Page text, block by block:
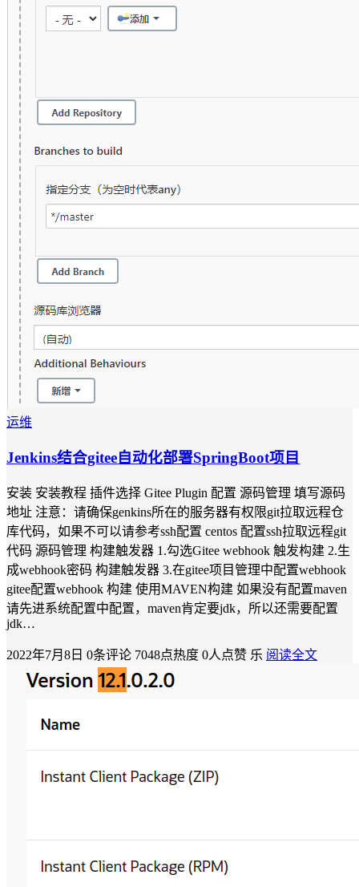
运维
Jenkins结合gitee自动化部署SpringBoot项目
安装 安装教程 插件选择 Gitee Plugin 配置 源码管理 填写源码
地址 注意：请确保genkins所在的服务器有权限git拉取远程仓
库代码，如果不可以请参考ssh配置 centos 配置ssh拉取远程git
代码 源码管理 构建触发器 1.勾选Gitee webhook 触发构建 2.生
成webhook密码 构建触发器 3.在gitee项目管理中配置webhook
gitee配置webhook 构建 使用MAVEN构建 如果没有配置maven
请先进系统配置中配置，maven肯定要jdk，所以还需要配置
jdk…
2022年7月8日 0条评论 7048点热度 0人点赞 乐 阅读全文